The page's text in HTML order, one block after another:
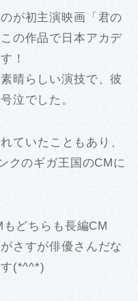
が初主演映画「君の
の作品で日本アカデ
！
晴らしい演技で、彼
泣でした。
ていたこともあり、
クのギガ王国のCMに
どちらも長編CM
さすが俳優さんだな
(*^^*)